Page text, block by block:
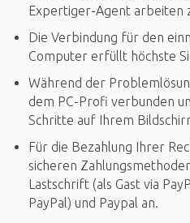
Expertiger-Agent arbeiten
Die Verbindung für den
Computer erfüllt höchste
Während der
dem PC-Profi verbunden
Schritte auf Ihrem
Für die Bezahlung Ihrer
sicheren
Lastschrift (als Gast via
PayPal) und Paypal an.